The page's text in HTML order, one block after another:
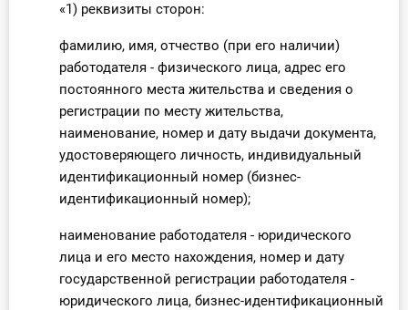
«1) реквизиты сторон:
фамилию, имя, отчество (при его наличии)
работодателя - физического лица, адрес его
постоянного места жительства и сведения о
регистрации по месту жительства,
наименование, номер и дату выдачи документа,
удостоверяющего личность, индивидуальный
идентификационный номер (бизнес-
идентификационный номер);
наименование работодателя - юридического
лица и его место нахождения, номер и дату
государственной регистрации работодателя -
юридического лица, бизнес-идентификационный